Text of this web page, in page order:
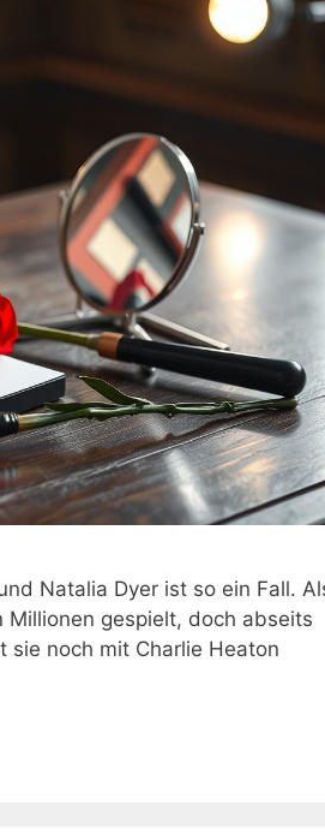
Natalia Dyer ist so ein Fall.
Millionen gespielt, doch abseits
sie noch mit Charlie Heaton